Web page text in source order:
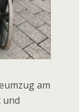
am
und